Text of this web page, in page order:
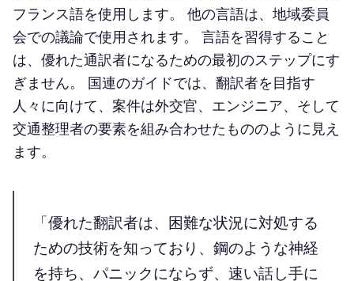
フランス語を使用します。 他の言語は、地域委員
会での議論で使用されます。 言語を習得すること
は、優れた通訳者になるための最初のステップにす
ぎません。 国連のガイドでは、翻訳者を目指す
人々に向けて、案件は外交官、エンジニア、そして
交通整理者の要素を組み合わせたもののように見え
ます。
「優れた翻訳者は、困難な状況に対処する
ための技術を知っており、鋼のような神経
を持ち、パニックにならず、速い話し手に